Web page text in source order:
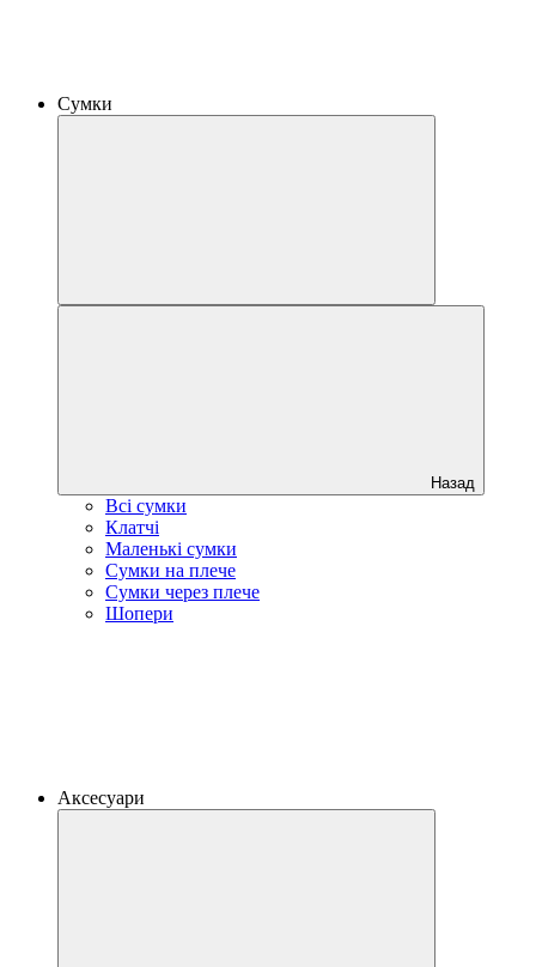
Сумки
Назад
Всі сумки
Клатчі
Маленькі сумки
Сумки на плече
Сумки через плече
Шопери
Аксесуари